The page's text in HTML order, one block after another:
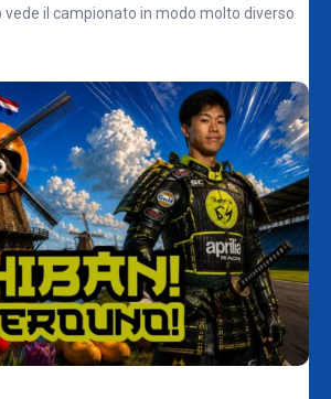
il campionato in modo molto diverso